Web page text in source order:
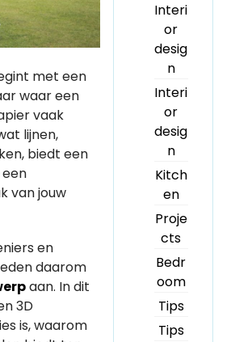
met een
waar een
vaak
lijnen,
biedt een
van jouw
en
daarom
aan. In dit
3D
is, waarom
Interi
or
desig
n
Interi
or
desig
n
Kitch
en
Proje
cts
Bedr
oom
Tips
Tips